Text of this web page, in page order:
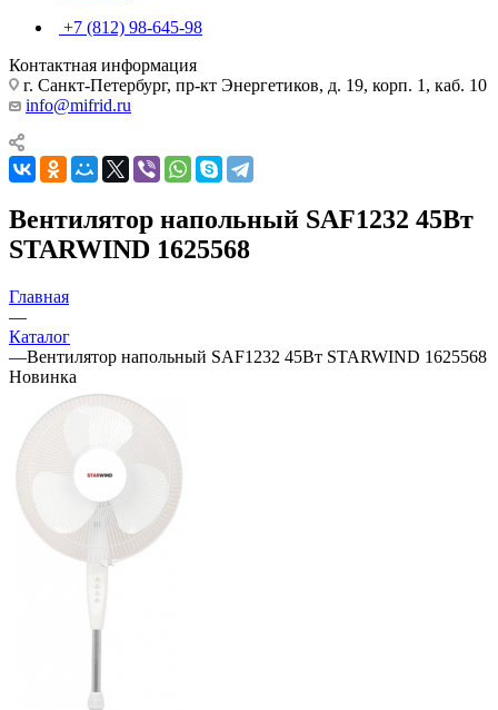
+7 (812) 98-645-98
Контактная информация
г. Санкт-Петербург, пр-кт Энергетиков, д. 19, корп. 1, каб. 10
info@mifrid.ru
Вентилятор напольный SAF1232 45Вт
STARWIND 1625568
Главная
—
Каталог
—Вентилятор напольный SAF1232 45Вт STARWIND 1625568
Новинка